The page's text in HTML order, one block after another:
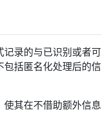
记录的与已识别或者可
包括匿名化处理后的信
使其在不借助额外信息